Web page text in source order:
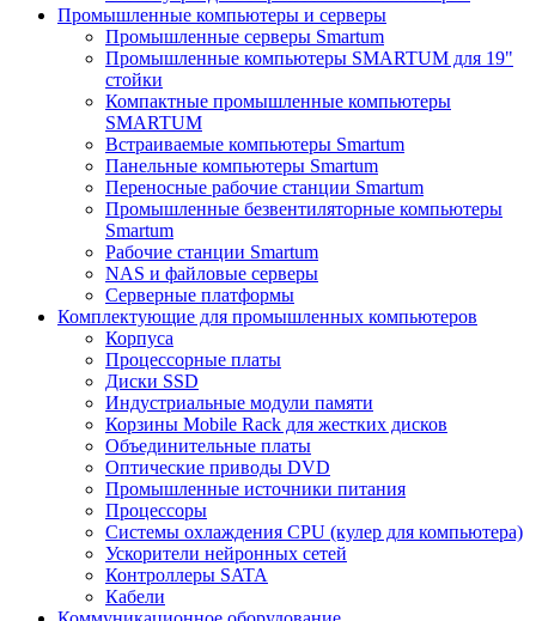
Промышленные компьютеры и серверы
Промышленные серверы Smartum
Промышленные компьютеры SMARTUM для 19"
стойки
Компактные промышленные компьютеры
SMARTUM
Встраиваемые компьютеры Smartum
Панельные компьютеры Smartum
Переносные рабочие станции Smartum
Промышленные безвентиляторные компьютеры
Smartum
Рабочие станции Smartum
NAS и файловые серверы
Серверные платформы
Комплектующие для промышленных компьютеров
Корпуса
Процессорные платы
Диски SSD
Индустриальные модули памяти
Корзины Mobile Rack для жестких дисков
Объединительные платы
Оптические приводы DVD
Промышленные источники питания
Процессоры
Системы охлаждения CPU (кулер для компьютера)
Ускорители нейронных сетей
Контроллеры SATA
Кабели